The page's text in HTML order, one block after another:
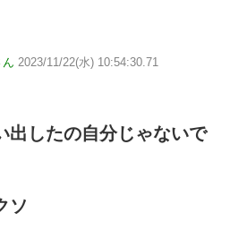
2023/11/22(水) 10:54:30.71
出したの自分じゃないで
ソ